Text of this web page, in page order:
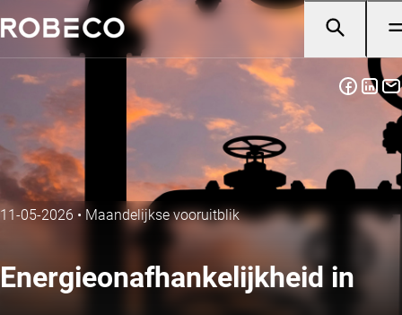
11-05-2026 • Maandelijkse vooruitblik
Energieonafhankelijkheid in